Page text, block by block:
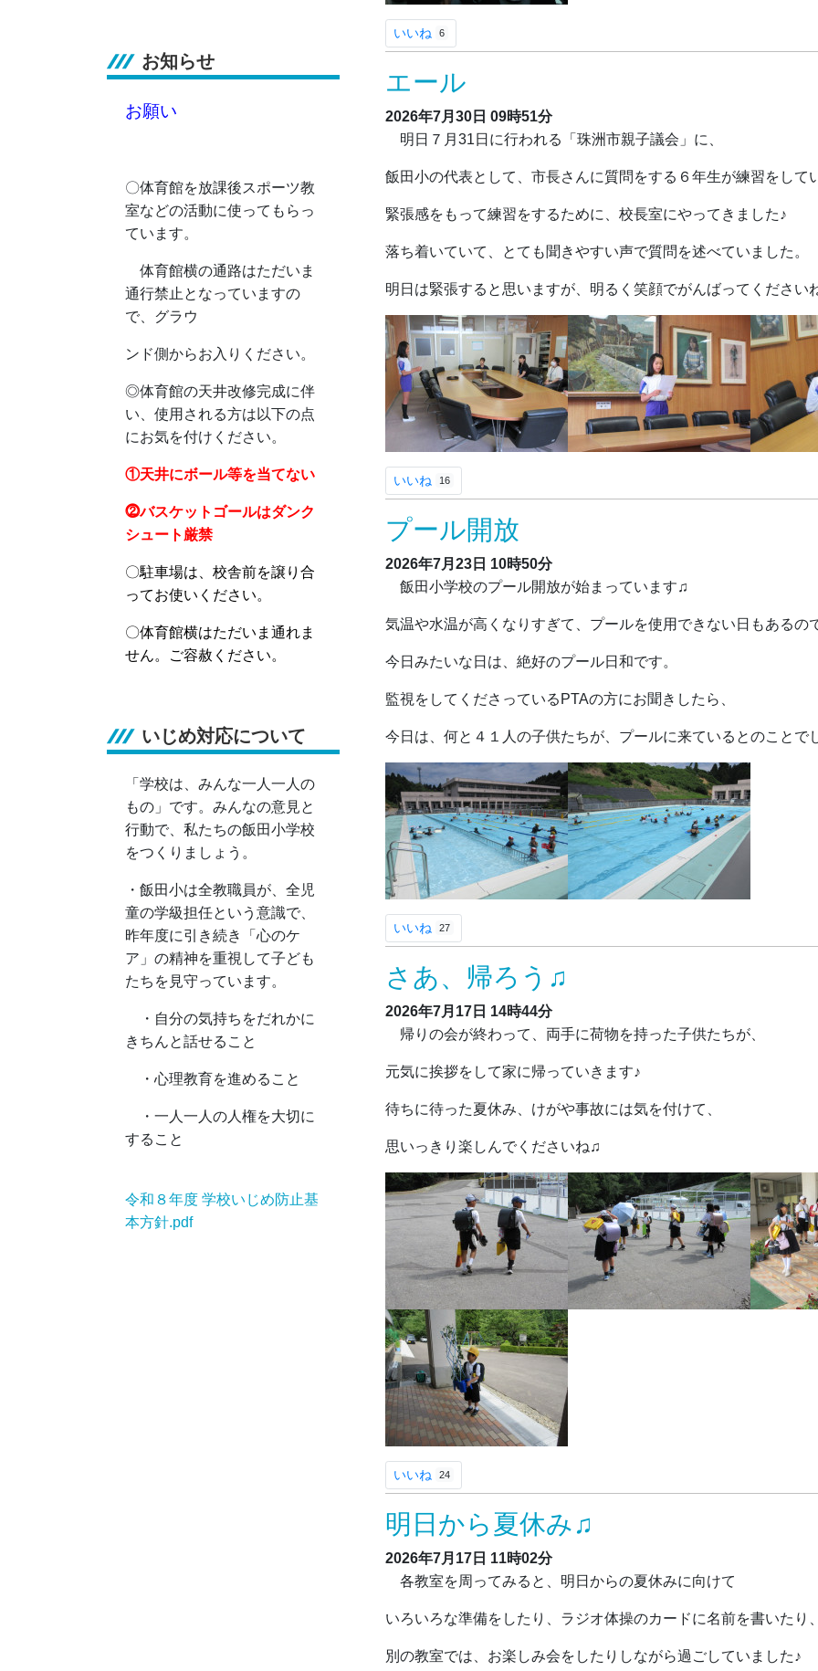
お知らせ
お願い
〇体育館を放課後スポーツ教
室などの活動に使ってもらっ
ています。
体育館横の通路はただいま
通行禁止となっていますの
で、グラウ
ンド側からお入りください。
◎体育館の天井改修完成に伴
い、使用される方は以下の点
にお気を付けください。
①天井にボール等を当てない
⓶バスケットゴールはダンク
シュート厳禁
〇駐車場は、校舎前を譲り合
ってお使いください。
〇体育館横はただいま通れま
せん。ご容赦ください。
いじめ対応について
「学校は、みんな一人一人の
もの」です。みんなの意見と
行動で、私たちの飯田小学校
をつくりましょう。
・飯田小は全教職員が、全児
童の学級担任という意識で、
昨年度に引き続き「心のケ
ア」の精神を重視して子ども
たちを見守っています。
・自分の気持ちをだれかに
きちんと話せること
・心理教育を進めること
・一人一人の人権を大切に
すること
令和８年度 学校いじめ防止基
本方針.pdf
いいね 6
エール
2026年7月30日 09時51分
明日７月31日に行われる「珠洲市親子議会」に、
飯田小の代表として、市長さんに質問をする６年生が練習をして
緊張感をもって練習をするために、校長室にやってきました♪
落ち着いていて、とても聞きやすい声で質問を述べていました。
明日は緊張すると思いますが、明るく笑顔でがんばってください
いいね 16
プール開放
2026年7月23日 10時50分
飯田小学校のプール開放が始まっています♫
気温や水温が高くなりすぎて、プールを使用できない日もあるの
今日みたいな日は、絶好のプール日和です。
監視をしてくださっているPTAの方にお聞きしたら、
今日は、何と４１人の子供たちが、プールに来ているとのことで
いいね 27
さあ、帰ろう♫
2026年7月17日 14時44分
帰りの会が終わって、両手に荷物を持った子供たちが、
元気に挨拶をして家に帰っていきます♪
待ちに待った夏休み、けがや事故には気を付けて、
思いっきり楽しんでくださいね♫
いいね 24
明日から夏休み♫
2026年7月17日 11時02分
各教室を周ってみると、明日からの夏休みに向けて
いろいろな準備をしたり、ラジオ体操のカードに名前を書いたり
別の教室では、お楽しみ会をしたりしながら過ごしていました♪